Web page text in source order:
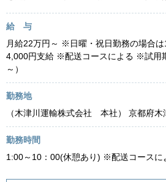
給 与
月給22万円～ ※日曜・祝日勤務の場合
4,000円支給 ※配送コースによる ※試用
～）
勤務地
（木津川運輸株式会社 本社） 京都府木
勤務時間
1:00～10：00(休憩あり) ※配送コースに